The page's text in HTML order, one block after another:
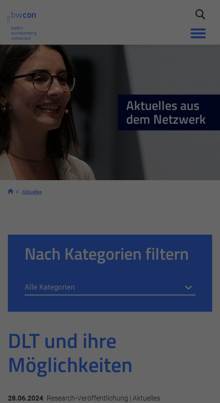
Aktuelles aus
dem Netzwerk
Aktuelles
Nach Kategorien filtern
DLT und ihre
Möglichkeiten
28.06.2024 Research-Veröffentlichung | Aktuelles